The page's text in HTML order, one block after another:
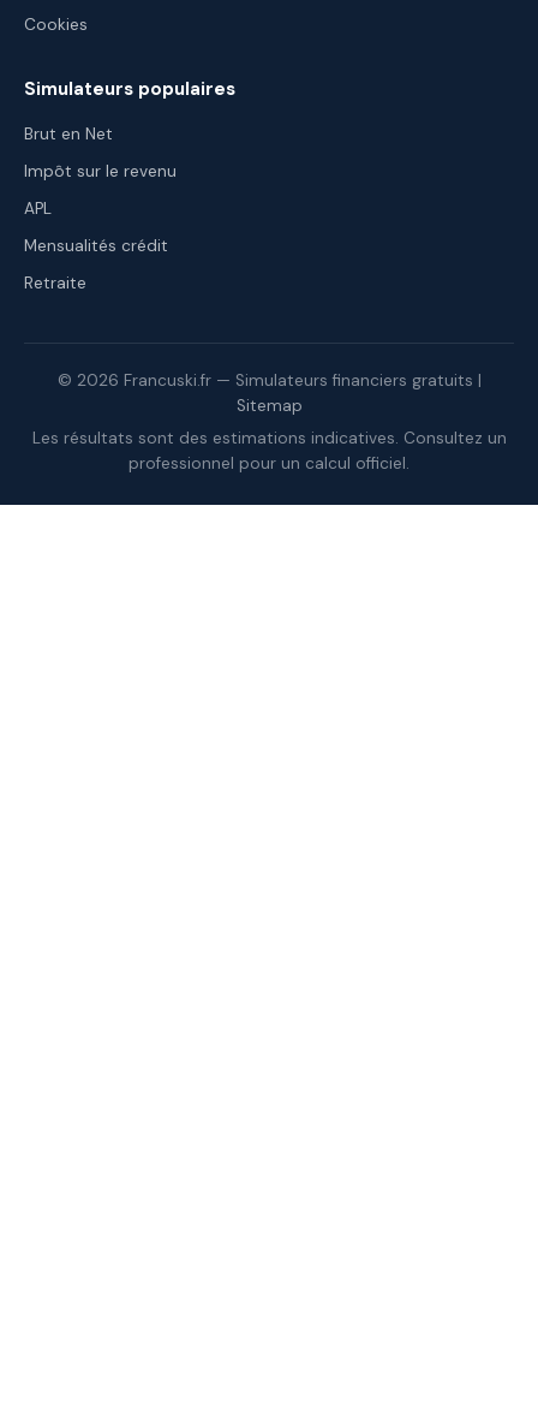
Cookies
Simulateurs populaires
Brut en Net
Impôt sur le revenu
APL
Mensualités crédit
Retraite
© 2026 Francuski.fr — Simulateurs financiers gratuits |
Sitemap
Les résultats sont des estimations indicatives. Consultez un
professionnel pour un calcul officiel.